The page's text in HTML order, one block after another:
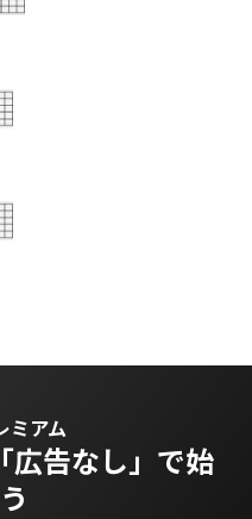
ミアム
「広告なし」で始